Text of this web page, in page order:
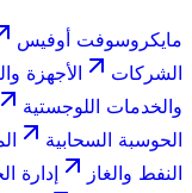
مايكروسوفت أوفيس
الشركات
الأجهزة
والخدمات اللوجستية
الحوسبة السحابية
النفط والغاز
إدارة